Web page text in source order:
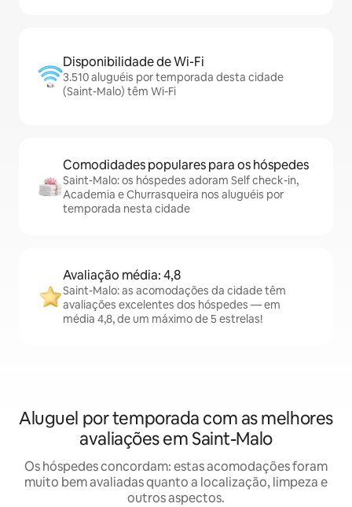
Disponibilidade de Wi-Fi
3.510 aluguéis por temporada desta cidade
(Saint-Malo) têm Wi-Fi
Comodidades populares para os hóspedes
Saint-Malo: os hóspedes adoram Self check-in,
Academia e Churrasqueira nos aluguéis por
temporada nesta cidade
Avaliação média: 4,8
Saint-Malo: as acomodações da cidade têm
avaliações excelentes dos hóspedes — em
média 4,8, de um máximo de 5 estrelas!
Aluguel por temporada com as melhores
avaliações em Saint-Malo
Os hóspedes concordam: estas acomodações foram
muito bem avaliadas quanto a localização, limpeza e
outros aspectos.